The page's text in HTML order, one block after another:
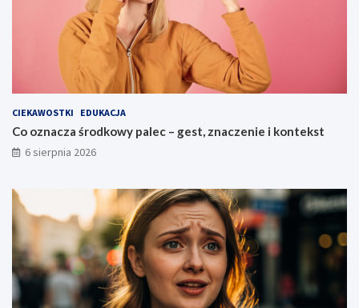
CIEKAWOSTKI EDUKACJA
Co oznacza środkowy palec – gest, znaczenie i kontekst
6 sierpnia 2026